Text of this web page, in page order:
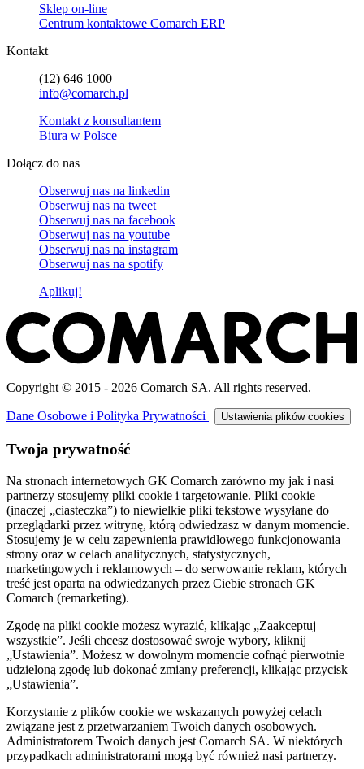
Sklep on-line
Centrum kontaktowe Comarch ERP
Kontakt
(12) 646 1000
info@comarch.pl
Kontakt z konsultantem
Biura w Polsce
Dołącz do nas
Obserwuj nas na linkedin
Obserwuj nas na tweet
Obserwuj nas na facebook
Obserwuj nas na youtube
Obserwuj nas na instagram
Obserwuj nas na spotify
Aplikuj!
Copyright © 2015 - 2026 Comarch SA. All rights reserved.
Dane Osobowe i Polityka Prywatności | Ustawienia plików cookies
Twoja prywatność
Na stronach internetowych GK Comarch zarówno my jak i nasi
partnerzy stosujemy pliki cookie i targetowanie. Pliki cookie
(inaczej „ciasteczka”) to niewielkie pliki tekstowe wysyłane do
przeglądarki przez witrynę, którą odwiedzasz w danym momencie.
Stosujemy je w celu zapewnienia prawidłowego funkcjonowania
strony oraz w celach analitycznych, statystycznych,
marketingowych i reklamowych – do serwowanie reklam, których
treść jest oparta na odwiedzanych przez Ciebie stronach GK
Comarch (remarketing).
Zgodę na pliki cookie możesz wyrazić, klikając „Zaakceptuj
wszystkie”. Jeśli chcesz dostosować swoje wybory, kliknij
„Ustawienia”. Możesz w dowolnym momencie cofnąć pierwotnie
udzieloną zgodę lub dokonać zmiany preferencji, klikając przycisk
„Ustawienia”.
Korzystanie z plików cookie we wskazanych powyżej celach
związane jest z przetwarzaniem Twoich danych osobowych.
Administratorem Twoich danych jest Comarch SA. W niektórych
przypadkach administratorami mogą być również nasi partnerzy.